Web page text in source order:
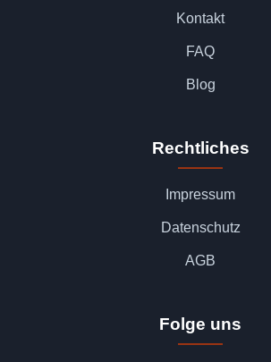
Kontakt
FAQ
Blog
Rechtliches
Impressum
Datenschutz
AGB
Folge uns